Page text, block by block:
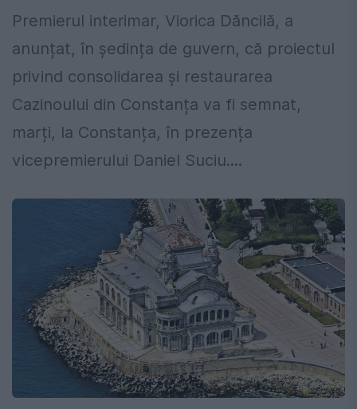
Premierul interimar, Viorica Dăncilă, a
anunțat, în ședința de guvern, că proiectul
privind consolidarea și restaurarea
Cazinoului din Constanța va fi semnat,
marți, la Constanța, în prezența
vicepremierului Daniel Suciu....